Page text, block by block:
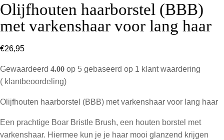
Olijfhouten haarborstel (BBB)
met varkenshaar voor lang haar
€26,95
Gewaardeerd 4.00 op 5 gebaseerd op 1 klant waardering
( klantbeoordeling)
Olijfhouten haarborstel (BBB) met varkenshaar voor lang haar
Een prachtige Boar Bristle Brush, een houten borstel met
varkenshaar. Hiermee kun je je haar mooi glanzend krijgen